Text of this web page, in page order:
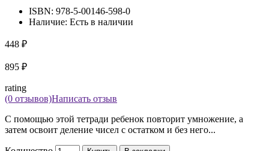
ISBN: 978-5-00146-598-0
Наличие: Есть в наличии
448 ₽
895 ₽
rating
(0 отзывов)Написать отзыв
С помощью этой тетради ребенок повторит умножение, а
затем освоит деление чисел с остатком и без него...